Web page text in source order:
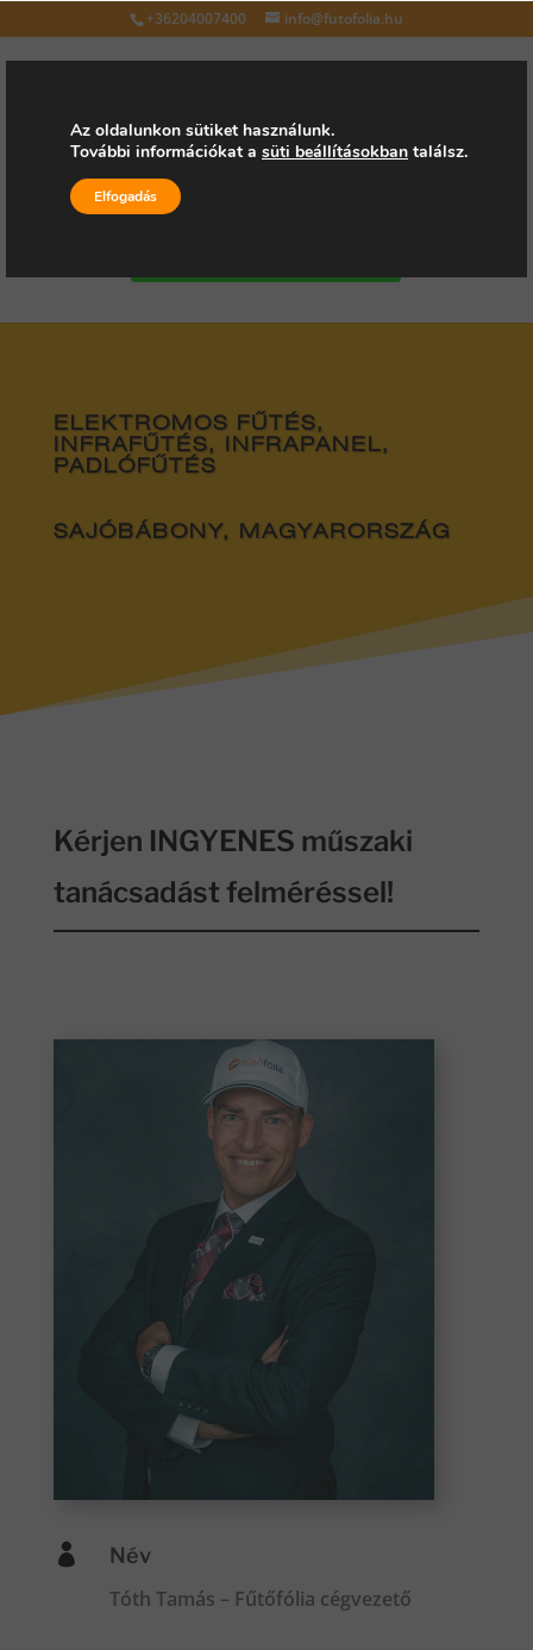
+36204007400 info@futofolia.hu
Válasszon oldalt
ELEKTROMOS FŰTÉS,
INFRAFŰTÉS, INFRAPANEL,
PADLÓFŰTÉS
SAJÓBÁBONY, MAGYARORSZÁG
Kérjen INGYENES műszaki
tanácsadást felméréssel!
 Név
Tóth Tamás – Fűtőfólia cégvezető
Az oldalunkon sütiket használunk.
További információkat a süti beállításokban találsz.
Elfogadás